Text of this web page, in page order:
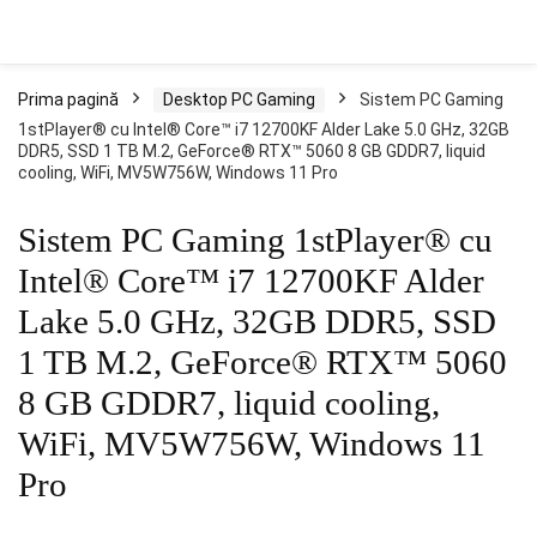
Prima pagină Desktop PC Gaming
Sistem PC Gaming
1stPlayer® cu Intel® Core™ i7 12700KF Alder Lake 5.0 GHz, 32GB
DDR5, SSD 1 TB M.2, GeForce® RTX™ 5060 8 GB GDDR7, liquid
cooling, WiFi, MV5W756W, Windows 11 Pro
Sistem PC Gaming 1stPlayer® cu
Intel® Core™ i7 12700KF Alder
Lake 5.0 GHz, 32GB DDR5, SSD
1 TB M.2, GeForce® RTX™ 5060
8 GB GDDR7, liquid cooling,
WiFi, MV5W756W, Windows 11
Pro